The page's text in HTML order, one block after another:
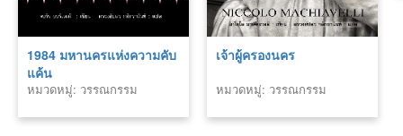
1984 มหานครแห่งความคับ
แค้น
หมวดหมู่: วรรณกรรม
เจ้าผู้ครองนคร
หมวดหมู่: วรรณกรรม